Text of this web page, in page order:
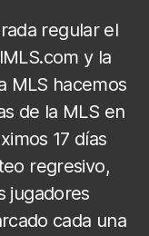
regular el
y la
MLS hacemos
de la MLS en
17 días
regresivo,
jugadores
cada una